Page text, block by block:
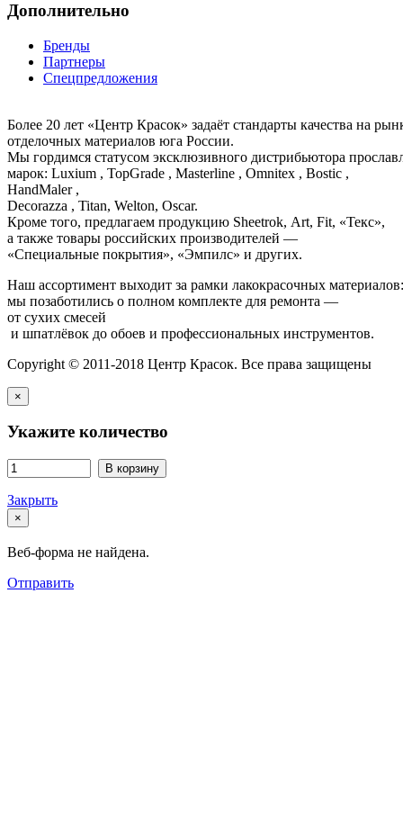
Дополнительно
Бренды
Партнеры
Спецпредложения
Более 20 лет «Центр Красок» задаёт стандарты качества на
отделочных материалов юга России.
Мы гордимся статусом эксклюзивного дистрибьютора
марок: Luxium , TopGrade , Masterline , Omnitex , Bostic ,
HandMaler ,
Decorazza , Titan, Welton, Oscar.
Кроме того, предлагаем продукцию Sheetrok, Art, Fit, «Текс»,
а также товары российских производителей —
«Специальные покрытия», «Эмпилс» и других.
Наш ассортимент выходит за рамки лакокрасочных
мы позаботились о полном комплекте для ремонта —
от сухих смесей
и шпатлёвок до обоев и профессиональных инструментов.
Copyright © 2011-2018 Центр Красок. Все права защищены
×
Укажите количество
В корзину
Закрыть
×
Веб-форма не найдена.
Отправить